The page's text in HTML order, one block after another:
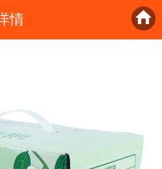
情 